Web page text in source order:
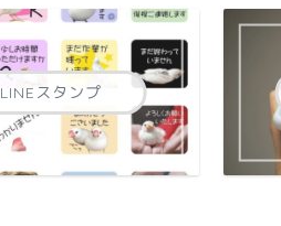
LINEスタンプ